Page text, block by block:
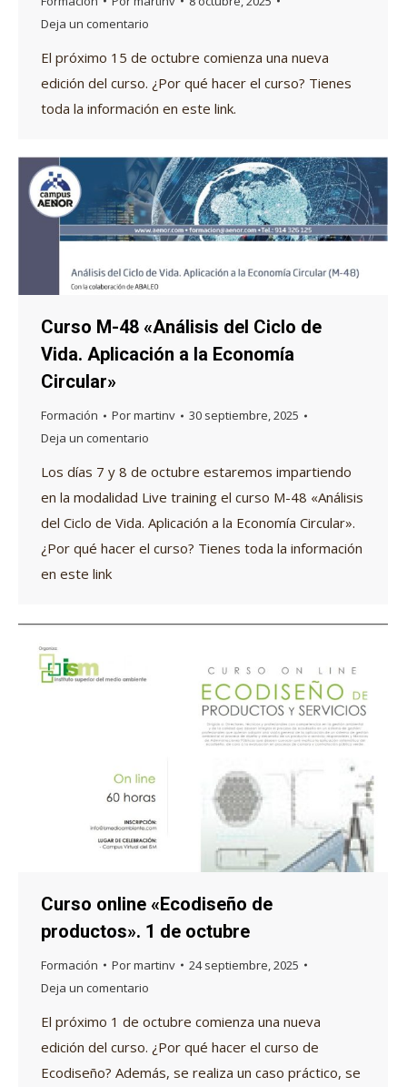
Deja un comentario
El próximo 15 de octubre comienza una nueva
edición del curso. ¿Por qué hacer el curso? Tienes
toda la información en este link.
Curso M-48 «Análisis del Ciclo de
Vida. Aplicación a la Economía
Circular»
Formación Pormartinv
30 septiembre, 2025
Deja un comentario
Los días 7 y 8 de octubre estaremos impartiendo
en la modalidad Live training el curso M-48 «Análisis
del Ciclo de Vida. Aplicación a la Economía Circular».
¿Por qué hacer el curso? Tienes toda la información
en este link
Curso online «Ecodiseño de
productos». 1 de octubre
Formación Pormartinv
24 septiembre, 2025
Deja un comentario
El próximo 1 de octubre comienza una nueva
edición del curso. ¿Por qué hacer el curso de
Ecodiseño? Además, se realiza un caso práctico, se